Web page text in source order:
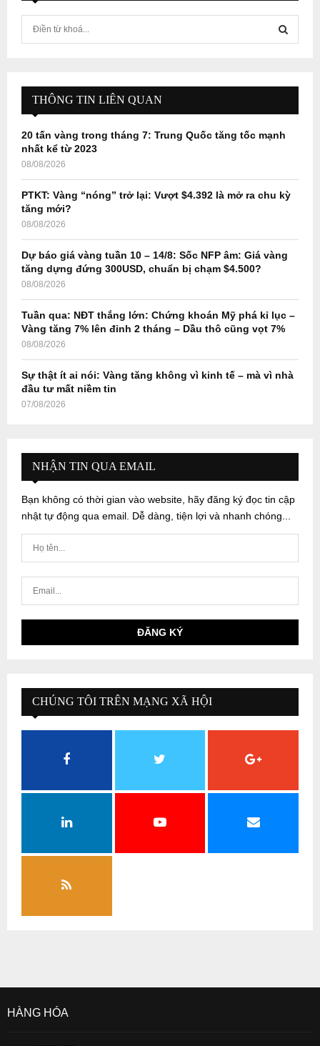
f
r
E
A
H
THÔNG TIN LIÊN QUAN
20 tấn vàng trong tháng 7: Trung Quốc tăng tốc mạnh
nhất kể từ 2023
08/08/2026
PTKT: Vàng “nóng” trở lại: Vượt $4.392 là mở ra chu kỳ
tăng mới?
08/08/2026
Dự báo giá vàng tuần 10 – 14/8: Sốc NFP âm: Giá vàng
tăng dựng đứng 300USD, chuẩn bị chạm $4.500?
08/08/2026
Tuần qua: NĐT thắng lớn: Chứng khoán Mỹ phá kỉ lục –
Vàng tăng 7% lên đỉnh 2 tháng – Dầu thô cũng vọt 7%
08/08/2026
Sự thật ít ai nói: Vàng tăng không vì kinh tế – mà vì nhà
đầu tư mất niềm tin
07/08/2026
NHẬN TIN QUA EMAIL
Bạn không có thời gian vào website, hãy đăng ký đọc tin cập
nhật tự động qua email. Dễ dàng, tiện lợi và nhanh chóng...
CHÚNG TÔI TRÊN MẠNG XÃ HỘI
HÀNG HÓA